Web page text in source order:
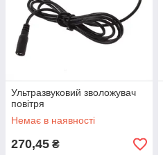
Ультразвуковий зволожувач
повітря
Немає в наявності
270,45 ₴